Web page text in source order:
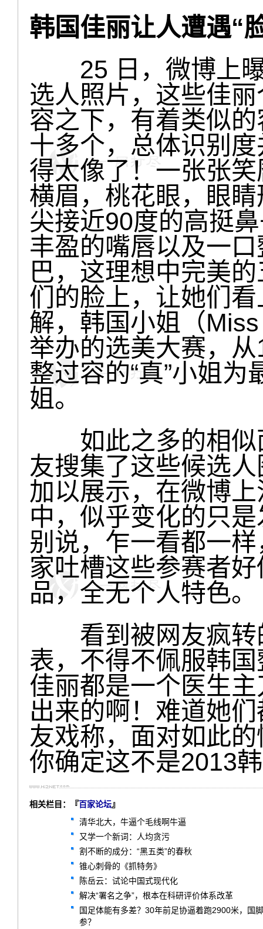
韩国佳丽让人遭遇“
25 日，微博上曝
选人照片，这些佳
容之下，有着类似
十多个，总体识别
得太像了！一张张
横眉，桃花眼，眼
尖接近90度的高挺
丰盈的嘴唇以及一
巴，这理想中完美
们的脸上，让她们
解，韩国小姐（
举办的选美大赛，
整过容的“真”小姐
姐。
如此之多的相似
友搜集了这些候选
加以展示，在微博
中，似乎变化的只
别说，乍一看都一
家吐槽这些参赛者
品，全无个人特色。
看到被网友疯转
表，不得不佩服韩
佳丽都是一个医生
出来的啊！难道她
友戏称，面对如此
你确定这不是2013
相关栏目：『百家论坛』
清华北大，牛逼个毛线啊牛逼
又学一个新词：人均贪污
割不断的成分：“黑五类”的春秋
锥心刺骨的《抓特务》
陈岳云：试论中国式现代化
解决“署名之争”，根本在科研评价体系改革
国足体能有多差？30年前足协逼着跑2900米，国
参？